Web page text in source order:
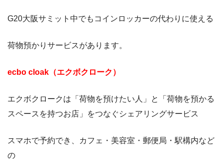
G20大阪サミット中でもコインロッカーの代わりに使える
荷物預かりサービスがあります。
ecbo cloak （エクボクローク）
エクボクロークは「荷物を預けたい人」と
「荷物を預かる
スペースを持つお店」をつなぐシェアリングサービス
スマホで予約でき、カフェ・美容室・郵便局・駅構内など
の